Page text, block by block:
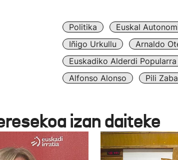
Politika Euskal
Iñigo Urkullu
Arnaldo
Euskadiko Alderdi Popularra
Alfonso Alonso
Pili
izan daiteke